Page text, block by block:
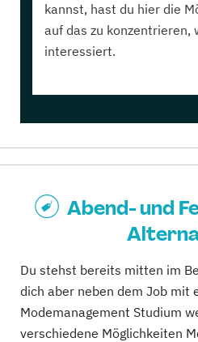
kannst, hast du hier die
auf das zu konzentrieren,
interessiert.
Abend- und
Du stehst bereits mitten im
dich aber neben dem Job mit
Modemanagement Studium
verschiedene Möglichkeiten